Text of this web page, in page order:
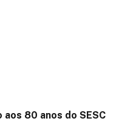
80 anos do SESC